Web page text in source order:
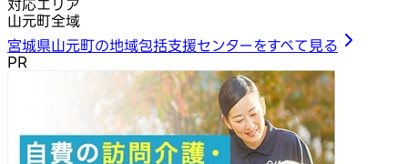
対応エリア
山元町全域
宮城県山元町の地域包括支援センターをすべて見る
PR